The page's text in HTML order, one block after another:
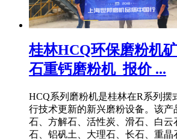
桂林HCQ环保磨粉机
石重钙磨粉机_报价 ...
HCQ系列磨粉机是桂林在R系列摆
行技术更新的新兴磨粉设备。该产
石、方解石、活性炭、滑石、白云
石、铝矾土、大理石、长石、重晶